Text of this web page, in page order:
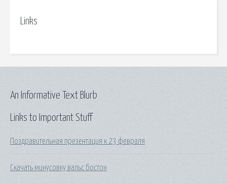
Links
Links to Important Stuff
Поздравительная презентация к 23 февраля
Скачать минусовку вальс бостон
An Informative Text Blurb